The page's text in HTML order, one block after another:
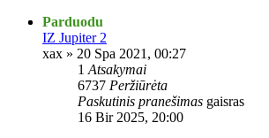
Parduodu
IZ Jupiter 2
xax » 20 Spa 2021, 00:27
1 Atsakymai
6737 Peržiūrėta
Paskutinis pranešimas gaisras
16 Bir 2025, 20:00